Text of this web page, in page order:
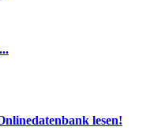
lesen!